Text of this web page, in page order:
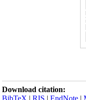
Download citation:
BibTeX |RIS |EndNote